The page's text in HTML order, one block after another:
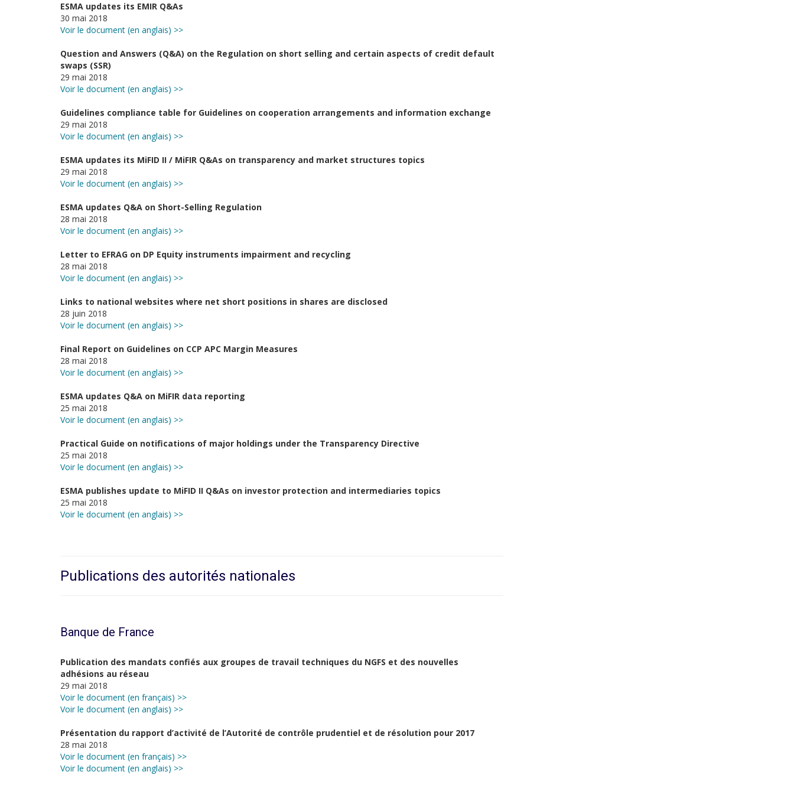
ESMA updates its EMIR Q&As
30 mai 2018
Voir le document (en anglais) >>
Question and Answers (Q&A) on the Regulation on short selling and certain aspects of credit default
swaps (SSR)
29 mai 2018
Voir le document (en anglais) >>
Guidelines compliance table for Guidelines on cooperation arrangements and information exchange
29 mai 2018
Voir le document (en anglais) >>
ESMA updates its MiFID II / MiFIR Q&As on transparency and market structures topics
29 mai 2018
Voir le document (en anglais) >>
ESMA updates Q&A on Short-Selling Regulation
28 mai 2018
Voir le document (en anglais) >>
Letter to EFRAG on DP Equity instruments impairment and recycling
28 mai 2018
Voir le document (en anglais) >>
Links to national websites where net short positions in shares are disclosed
28 juin 2018
Voir le document (en anglais) >>
Final Report on Guidelines on CCP APC Margin Measures
28 mai 2018
Voir le document (en anglais) >>
ESMA updates Q&A on MiFIR data reporting
25 mai 2018
Voir le document (en anglais) >>
Practical Guide on notifications of major holdings under the Transparency Directive
25 mai 2018
Voir le document (en anglais) >>
ESMA publishes update to MiFID II Q&As on investor protection and intermediaries topics
25 mai 2018
Voir le document (en anglais) >>
Publications des autorités nationales
Banque de France
Publication des mandats confiés aux groupes de travail techniques du NGFS et des nouvelles
adhésions au réseau
29 mai 2018
Voir le document (en français) >>
Voir le document (en anglais) >>
Présentation du rapport d’activité de l’Autorité de contrôle prudentiel et de résolution pour 2017
28 mai 2018
Voir le document (en français) >>
Voir le document (en anglais) >>